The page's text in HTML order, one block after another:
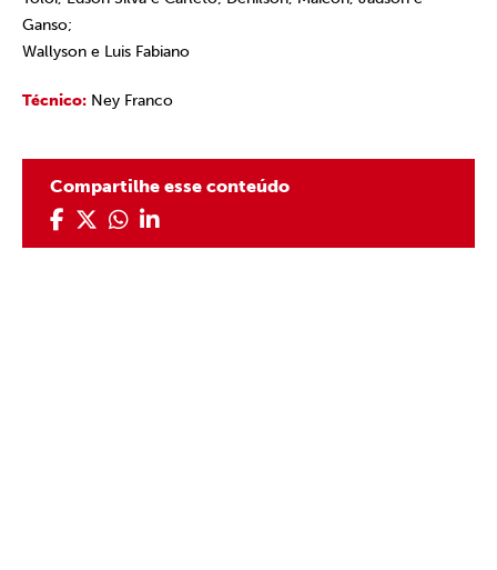
Ganso;
Wallyson e Luis Fabiano
Técnico: Ney Franco
Compartilhe esse conteúdo